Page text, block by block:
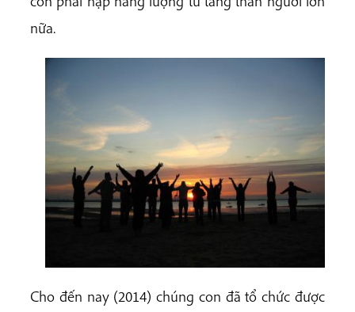
nữa.
Cho đến nay (2014) chúng con đã tổ chức được